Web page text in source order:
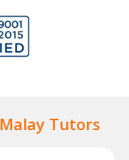
Malay Tutors